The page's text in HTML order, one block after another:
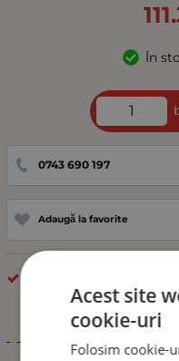
În
0743 690 197
Adaugă la favorite
Acest site
cookie-uri
Folosim cookie-